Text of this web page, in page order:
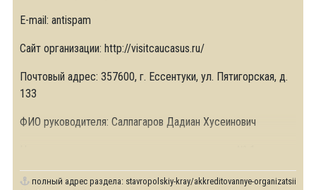
Е-mail: antispam
Сайт организации: http://visitcaucasus.ru/
Почтовый адрес: 357600, г. Ессентуки, ул. Пятигорская, д.
133
ФИО руководителя: Салпагаров Дадиан Хусеинович
полный адрес раздела: stavropolskiy-kray/akkreditovannye-organizatsii